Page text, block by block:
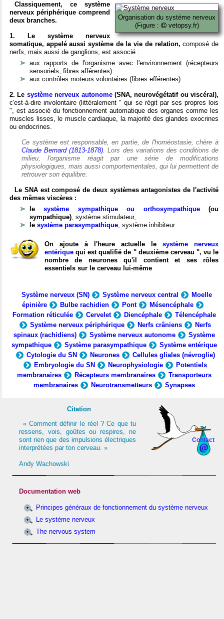
Organisation du système nerveux
(Figure :
vetopsy.fr)
Classiquement, ce système
nerveux périphérique comprend
deux branches.
1. Le système nerveux
somatique, appelé aussi système de la vie de relation, composé de
nerfs, mais aussi de ganglions, est associé :
aux rapports de l'organisme avec l'environnement (récepteurs
sensoriels, fibres afférentes)
aux contrôles moteurs volontaires (fibres efférentes).
2. Le système nerveux autonome(SNA, neurovégétatif ou viscéral),
c'est-à-dire involontaire (littéralement " qui se régit par ses propres lois
", est associé du fonctionnement automatique des organes comme les
muscles lisses, le muscle cardiaque, la majorité des glandes exocrines
ou endocrines.
Ce système est responsable, en partie, de l'homéostasie, chère à
Claude Bernard (1813-1878). Lors des variations des conditions de
milieu, l'organisme réagit par une série de modifications
physiologiques, mais aussi comportementales, qui lui permettent de
retrouver son équilibre.
Le SNA est composé de deux systèmes antagonistes de l'activité
des mêmes viscères :
lesystème sympathique ou orthosympathique(ou
sympathique), système stimulateur,
le système parasympathique, système inhibiteur.
On ajoute à l'heure actuelle le système nerveux
entérique qui est qualifié de " deuxième cerveau ", vu le
nombre de neurones qu'il contient et ses rôles
essentiels sur le cerveau lui-même
Système nerveux (SN) Système nerveux central
Moelle
épinière
Bulbe rachidien Pont
Mésencéphale
Formation réticulée
Cervelet Diencéphale
Télencéphale
Système nerveux périphérique
Nerfs crâniens
Nerfs
spinaux (rachidiens)
Système nerveux autonome
Système
sympathique
Système parasympathique
Système entérique
Cytologie du SN
Neurones
Cellules gliales (névroglie)
Embryologie du SN
Neurophysiologie
Potentiels
membranaires
Récepteurs membranaires
Transporteurs
membranaires
Neurotransmetteurs Synapses
Contact
Citation
« Comment définir le réel ? Ce que tu
ressens, vois, goûtes ou respires, ne
sont rien que des impulsions électriques
interprétées par ton cerveau. »
Andy Wachowski
Documentation web
Principes généraux de fonctionnement du système nerveux
Le système nerveux
The nervous system